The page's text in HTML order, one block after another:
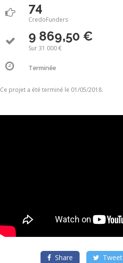
74
CredoFunders
9 869,50 €
Sur 31 000 €
Terminée
Ce projet a été terminé le 01/05/2018.
Share Tweet